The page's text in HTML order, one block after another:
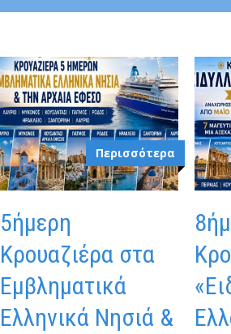
Περισσότερα
5ήμερη
Κρουαζιέρα στα
Εμβληματικά
Ελληνικά Νησιά &